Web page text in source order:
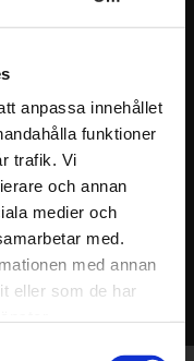
anpassa innehållet
funktioner
trafik. Vi
och annan
medier och
med.
med annan
eller som de har
Hind
välarbetad hästsko i hög
med en fantastisk finish.
308KR
INFO